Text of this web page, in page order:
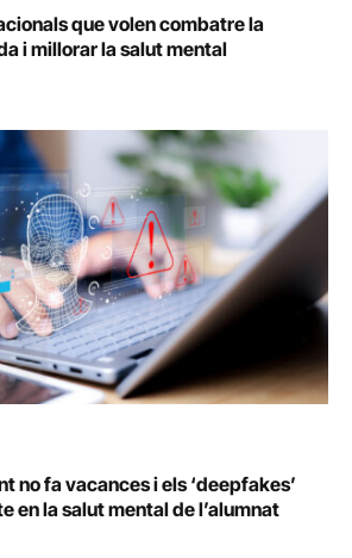
que volen combatre la
i millorar la salut mental
no fa vacances i els ‘deepfakes’
en la salut mental de l’alumnat